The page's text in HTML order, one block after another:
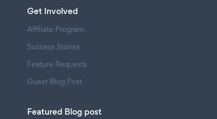
Get Involved
Affiliate Program
Success Stories
Feature Requests
Guest Blog Post
Featured Blog post